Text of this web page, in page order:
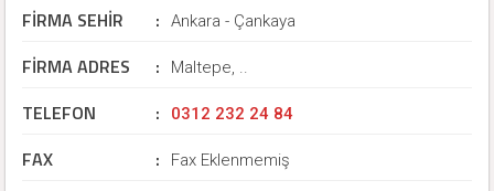
FİRMA SEHİR : Ankara - Çankaya
FİRMA ADRES : Maltepe, ..
TELEFON : 0312 232 24 84
FAX : Fax Eklenmemiş